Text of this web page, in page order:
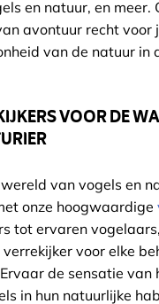
en natuur, en meer.
avontuur recht voor
van de natuur in
VOOR DE
van vogels en
onze hoogwaardige
tot ervaren
voor elke
de sensatie van
in hun natuurlijke